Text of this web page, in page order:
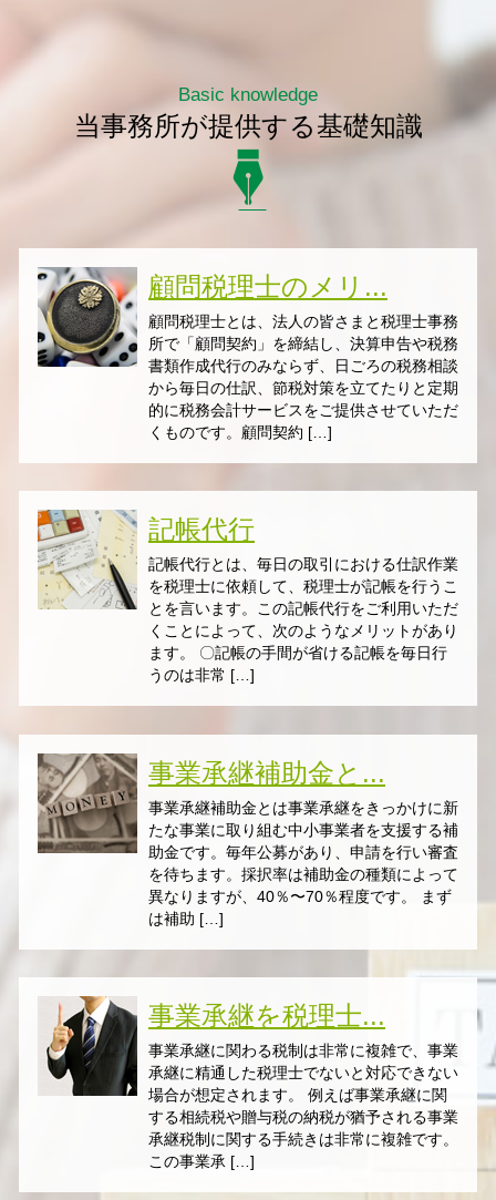
Basic knowledge
当事務所が提供する基礎知識
顧問税理士のメリ...
顧問税理士とは、法人の皆さまと税理士事務
所で「顧問契約」を締結し、決算申告や税務
書類作成代行のみならず、日ごろの税務相談
から毎日の仕訳、節税対策を立てたりと定期
的に税務会計サービスをご提供させていただ
くものです。顧問契約 […]
記帳代行
記帳代行とは、毎日の取引における仕訳作業
を税理士に依頼して、税理士が記帳を行うこ
とを言います。この記帳代行をご利用いただ
くことによって、次のようなメリットがあり
ます。 〇記帳の手間が省ける記帳を毎日行
うのは非常 […]
事業承継補助金と...
事業承継補助金とは事業承継をきっかけに新
たな事業に取り組む中小事業者を支援する補
助金です。毎年公募があり、申請を行い審査
を待ちます。採択率は補助金の種類によって
異なりますが、40％〜70％程度です。 まず
は補助 […]
事業承継を税理士...
事業承継に関わる税制は非常に複雑で、事業
承継に精通した税理士でないと対応できない
場合が想定されます。 例えば事業承継に関
する相続税や贈与税の納税が猶予される事業
承継税制に関する手続きは非常に複雑です。
この事業承 […]